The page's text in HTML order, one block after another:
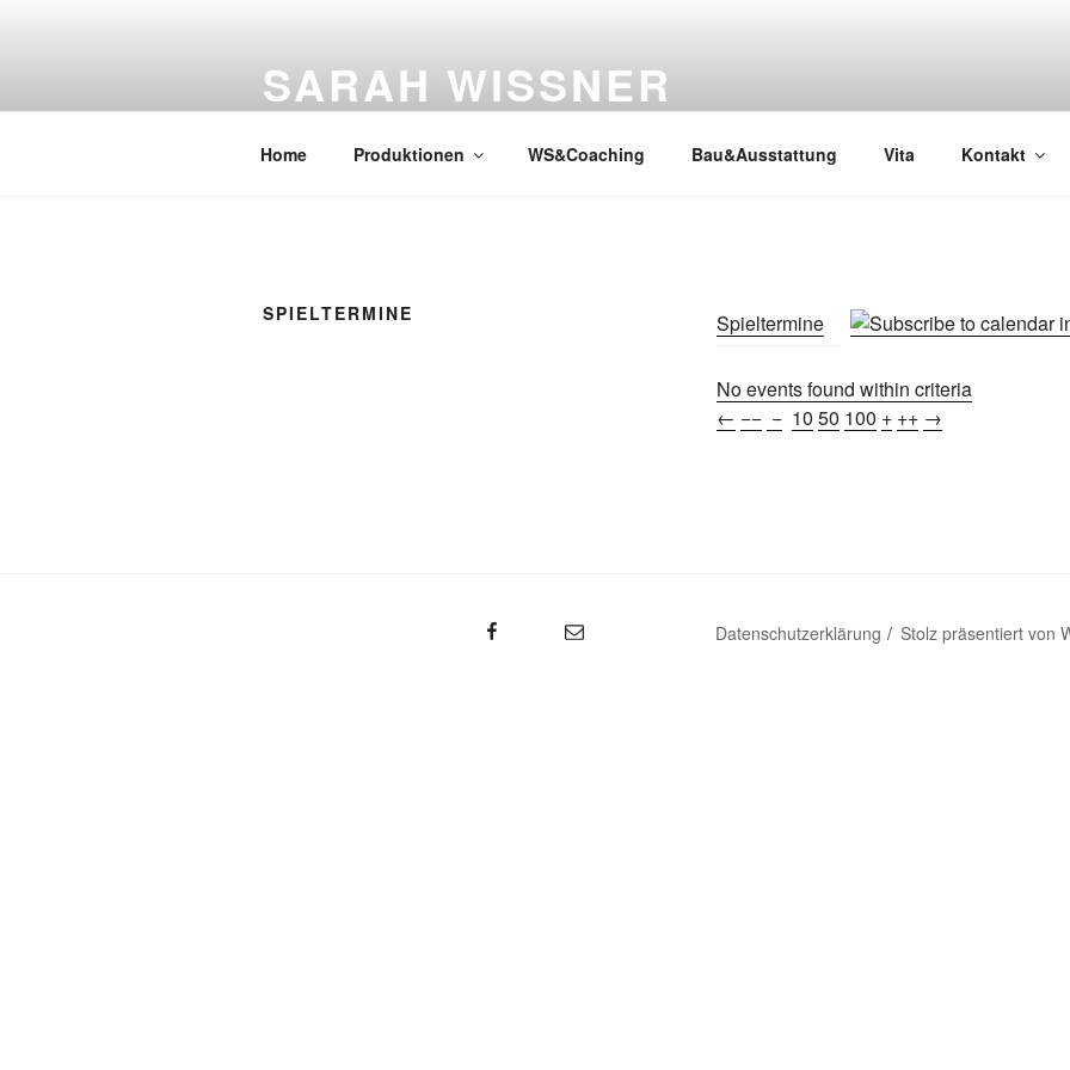
SARAH WISSNER
Home Produktionen WS&Coaching Bau&Ausstattung Vita Kontakt
SPIELTERMINE Spieltermine
No events found within criteria
← −− − 10 50 100 + ++ →
emal Datenschutzerklärung Stolz präsentiert von